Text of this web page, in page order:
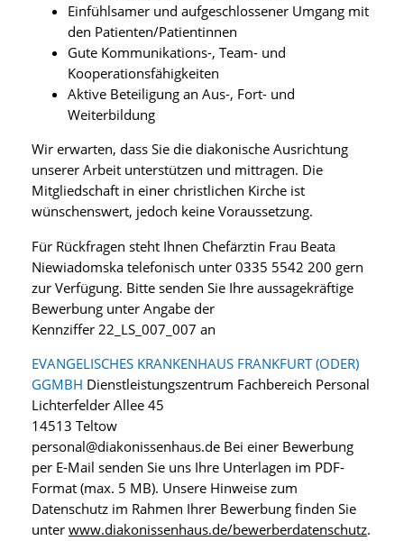
Einfühlsamer und aufgeschlossener Umgang mit
den Patienten/Patientinnen
Gute Kommunikations-, Team- und
Kooperationsfähigkeiten
Aktive Beteiligung an Aus-, Fort- und
Weiterbildung
Wir erwarten, dass Sie die diakonische Ausrichtung
unserer Arbeit unterstützen und mittragen. Die
Mitgliedschaft in einer christlichen Kirche ist
wünschenswert, jedoch keine Voraussetzung.
Für Rückfragen steht Ihnen Chefärztin Frau Beata
Niewiadomska telefonisch unter 0335 5542 200 gern
zur Verfügung. Bitte senden Sie Ihre aussagekräftige
Bewerbung unter Angabe der
Kennziffer 22_LS_007_007 an
EVANGELISCHES KRANKENHAUS FRANKFURT (ODER)
GGMBH Dienstleistungszentrum Fachbereich Personal
Lichterfelder Allee 45
14513 Teltow
personal@diakonissenhaus.de Bei einer Bewerbung
per E-Mail senden Sie uns Ihre Unterlagen im PDF-
Format (max. 5 MB). Unsere Hinweise zum
Datenschutz im Rahmen Ihrer Bewerbung finden Sie
unterwww.diakonissenhaus.de/bewerberdatenschutz.